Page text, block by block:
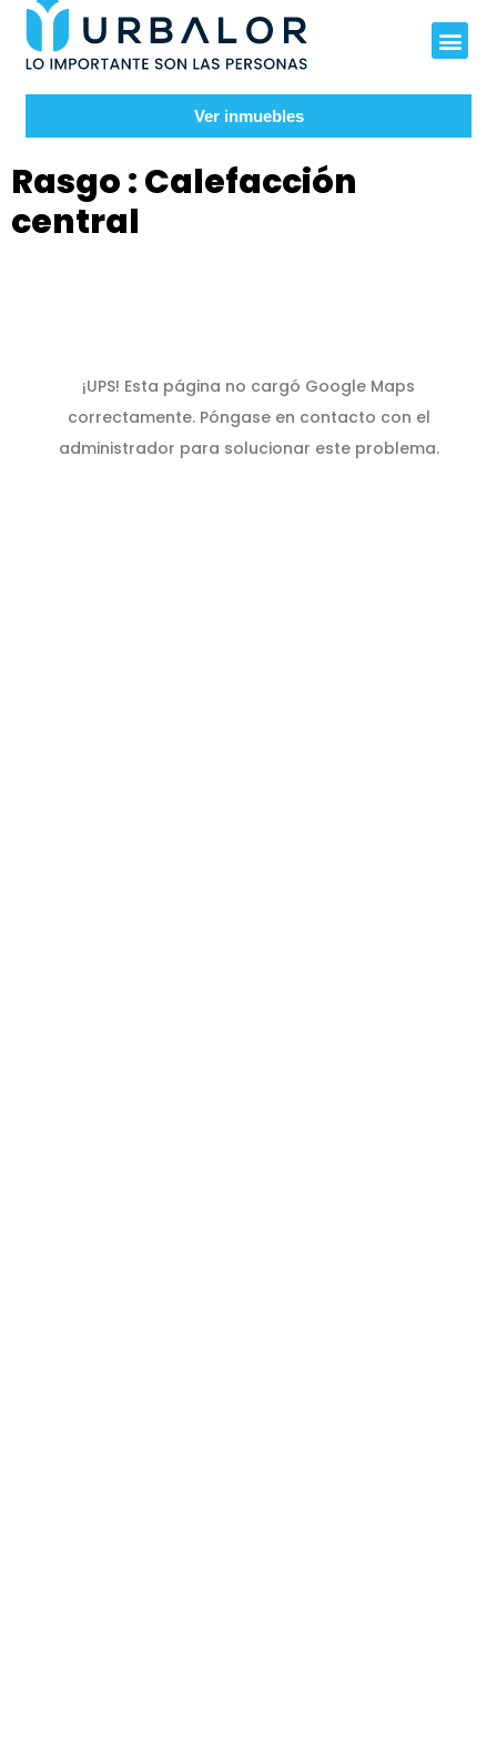
Ver inmuebles
Rasgo :Calefacción
central
¡UPS! Esta página no cargó Google Maps
correctamente. Póngase en contacto con el
administrador para solucionar este problema.